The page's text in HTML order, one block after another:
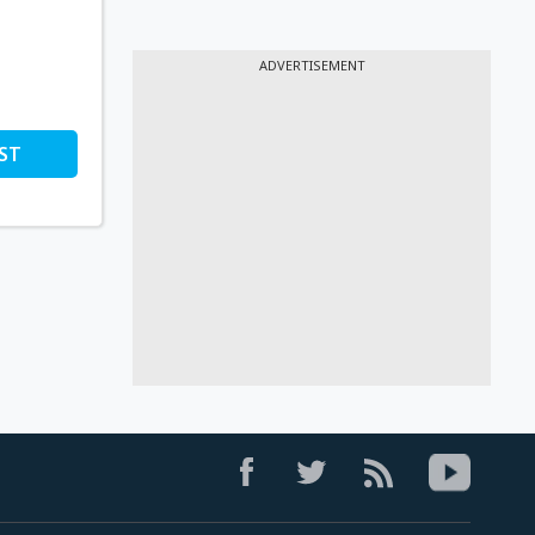
ADVERTISEMENT